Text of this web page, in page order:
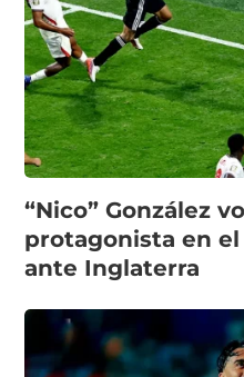
“Nico” González
protagonista en
ante Inglaterra